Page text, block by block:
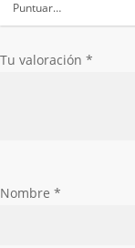
Tu valoración *
Nombre *